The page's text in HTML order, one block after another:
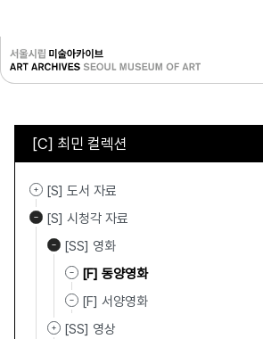
[C] 최민 컬렉션
[S] 도서 자료
[S] 시청각 자료
[SS] 영화
[F] 동양영화
[F] 서양영화
[SS] 영상